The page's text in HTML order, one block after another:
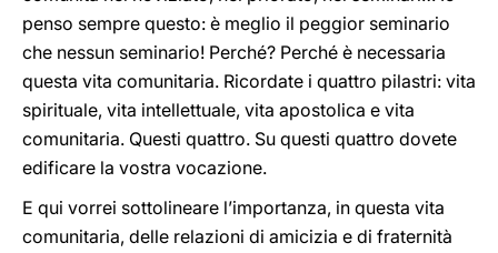
penso sempre questo: è meglio il peggior seminario
che nessun seminario! Perché? Perché è necessaria
questa vita comunitaria. Ricordate i quattro pilastri: vita
spirituale, vita intellettuale, vita apostolica e vita
comunitaria. Questi quattro. Su questi quattro dovete
edificare la vostra vocazione.
E qui vorrei sottolineare l’importanza, in questa vita
comunitaria, delle relazioni di amicizia e di fraternità